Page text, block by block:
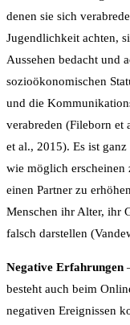
denen sie sich
Jugendlichkeit achten,
Aussehen bedacht und
sozioökonomischen
und die
verabreden (Fileborn
et al., 2015). Es ist
wie möglich erscheinen
einen Partner zu
Menschen ihr Alter, ihr
falsch darstellen
Negative Erfahrungen
besteht auch beim
negativen Ereignissen